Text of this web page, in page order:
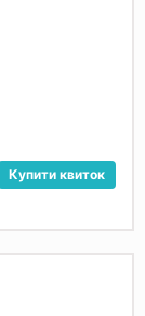
Купити квиток